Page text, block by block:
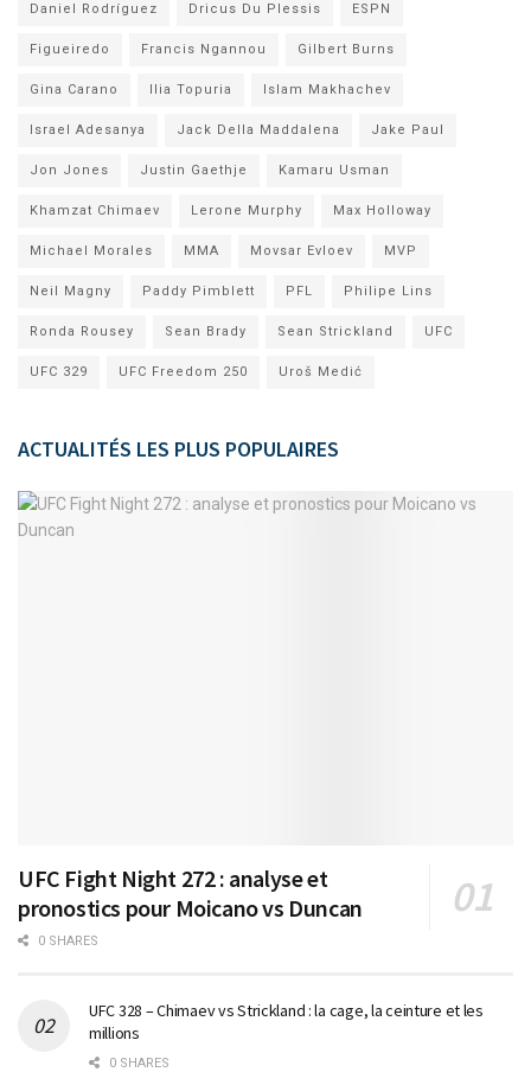
Daniel Rodríguez Dricus Du Plessis ESPN
Figueiredo Francis Ngannou Gilbert Burns
Gina Carano Ilia Topuria Islam Makhachev
Israel Adesanya Jack Della Maddalena Jake Paul
Jon Jones Justin Gaethje Kamaru Usman
Khamzat Chimaev Lerone Murphy Max Holloway
Michael Morales MMA Movsar Evloev MVP
Neil Magny Paddy Pimblett PFL Philipe Lins
Ronda Rousey Sean Brady Sean Strickland UFC
UFC 329 UFC Freedom 250 Uroš Medić
ACTUALITÉS LES PLUS POPULAIRES
UFC Fight Night 272 : analyse et
pronostics pour Moicano vs Duncan
0 SHARES
UFC 328 – Chimaev vs Strickland : la cage, la ceinture et les
millions
0 SHARES